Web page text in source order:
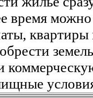
время можно